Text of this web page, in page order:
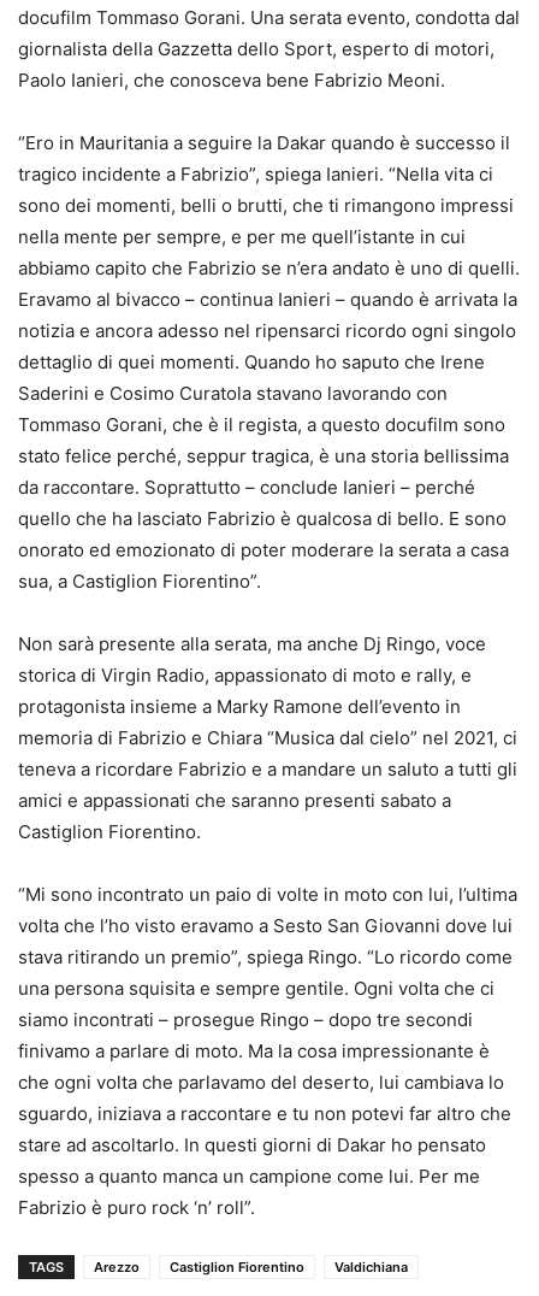
docufilm Tommaso Gorani. Una serata evento, condotta dal
giornalista della Gazzetta dello Sport, esperto di motori,
Paolo Ianieri, che conosceva bene Fabrizio Meoni.
“Ero in Mauritania a seguire la Dakar quando è successo il
tragico incidente a Fabrizio”, spiega Ianieri. “Nella vita ci
sono dei momenti, belli o brutti, che ti rimangono impressi
nella mente per sempre, e per me quell’istante in cui
abbiamo capito che Fabrizio se n’era andato è uno di quelli.
Eravamo al bivacco – continua Ianieri – quando è arrivata la
notizia e ancora adesso nel ripensarci ricordo ogni singolo
dettaglio di quei momenti. Quando ho saputo che Irene
Saderini e Cosimo Curatola stavano lavorando con
Tommaso Gorani, che è il regista, a questo docufilm sono
stato felice perché, seppur tragica, è una storia bellissima
da raccontare. Soprattutto – conclude Ianieri – perché
quello che ha lasciato Fabrizio è qualcosa di bello. E sono
onorato ed emozionato di poter moderare la serata a casa
sua, a Castiglion Fiorentino”.
Non sarà presente alla serata, ma anche Dj Ringo, voce
storica di Virgin Radio, appassionato di moto e rally, e
protagonista insieme a Marky Ramone dell’evento in
memoria di Fabrizio e Chiara “Musica dal cielo” nel 2021, ci
teneva a ricordare Fabrizio e a mandare un saluto a tutti gli
amici e appassionati che saranno presenti sabato a
Castiglion Fiorentino.
“Mi sono incontrato un paio di volte in moto con lui, l’ultima
volta che l’ho visto eravamo a Sesto San Giovanni dove lui
stava ritirando un premio”, spiega Ringo. “Lo ricordo come
una persona squisita e sempre gentile. Ogni volta che ci
siamo incontrati – prosegue Ringo – dopo tre secondi
finivamo a parlare di moto. Ma la cosa impressionante è
che ogni volta che parlavamo del deserto, lui cambiava lo
sguardo, iniziava a raccontare e tu non potevi far altro che
stare ad ascoltarlo. In questi giorni di Dakar ho pensato
spesso a quanto manca un campione come lui. Per me
Fabrizio è puro rock ‘n’ roll”.
TAGS Arezzo Castiglion Fiorentino Valdichiana